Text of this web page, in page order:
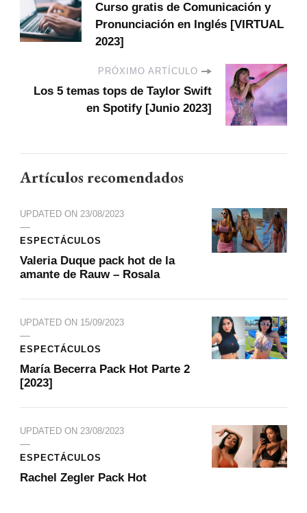
Curso gratis de Comunicación y
Pronunciación en Inglés [VIRTUAL
2023]
PRÓXIMO ARTÍCULO
Los 5 temas tops de Taylor Swift
en Spotify [Junio 2023]
Artículos recomendados
UPDATED ON 23/08/2023
ESPECTÁCULOS
Valeria Duque pack hot de la
amante de Rauw – Rosala
UPDATED ON 15/09/2023
ESPECTÁCULOS
María Becerra Pack Hot Parte 2
[2023]
UPDATED ON 23/08/2023
ESPECTÁCULOS
Rachel Zegler Pack Hot